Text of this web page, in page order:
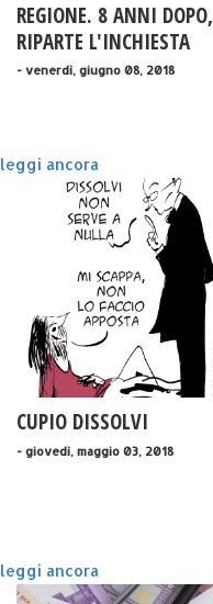
REGIONE. 8 ANNI DOPO,
RIPARTE L'INCHIESTA
- venerdì, giugno 08, 2018
leggi ancora
CUPIO DISSOLVI
- giovedì, maggio 03, 2018
leggi ancora